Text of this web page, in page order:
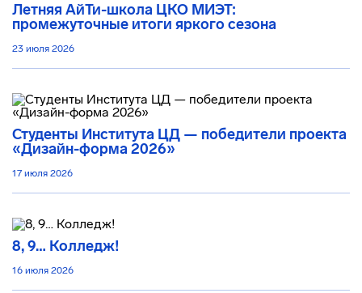
Летняя АйТи-школа ЦКО МИЭТ:
промежуточные итоги яркого сезона
23 июля 2026
Студенты Института ЦД — победители проекта
«Дизайн-форма 2026»
17 июля 2026
8, 9… Колледж!
16 июля 2026